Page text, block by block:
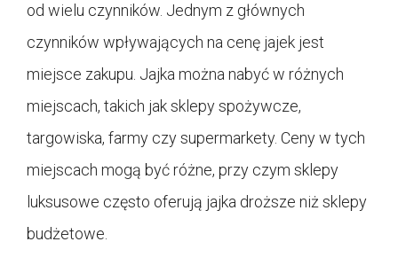
od wielu czynników. Jednym z głównych
czynników wpływających na cenę jajek jest
miejsce zakupu. Jajka można nabyć w różnych
miejscach, takich jak sklepy spożywcze,
targowiska, farmy czy supermarkety. Ceny w tych
miejscach mogą być różne, przy czym sklepy
luksusowe często oferują jajka droższe niż sklepy
budżetowe.